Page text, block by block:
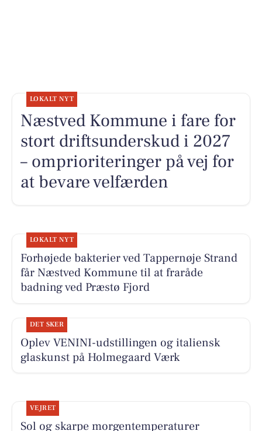
LOKALT NYT
Næstved Kommune i fare for
stort driftsunderskud i 2027
– omprioriteringer på vej for
at bevare velfærden
LOKALT NYT
Forhøjede bakterier ved Tappernøje Strand
får Næstved Kommune til at fraråde
badning ved Præstø Fjord
DET SKER
Oplev VENINI-udstillingen og italiensk
glaskunst på Holmegaard Værk
VEJRET
Sol og skarpe morgentemperaturer